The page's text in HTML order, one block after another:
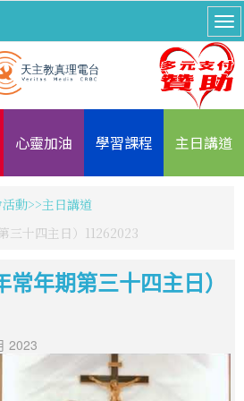
心靈加油 學習課程 主日講道
動
主日講道
三十四主日）11262023
年期第三十四主日）
2023